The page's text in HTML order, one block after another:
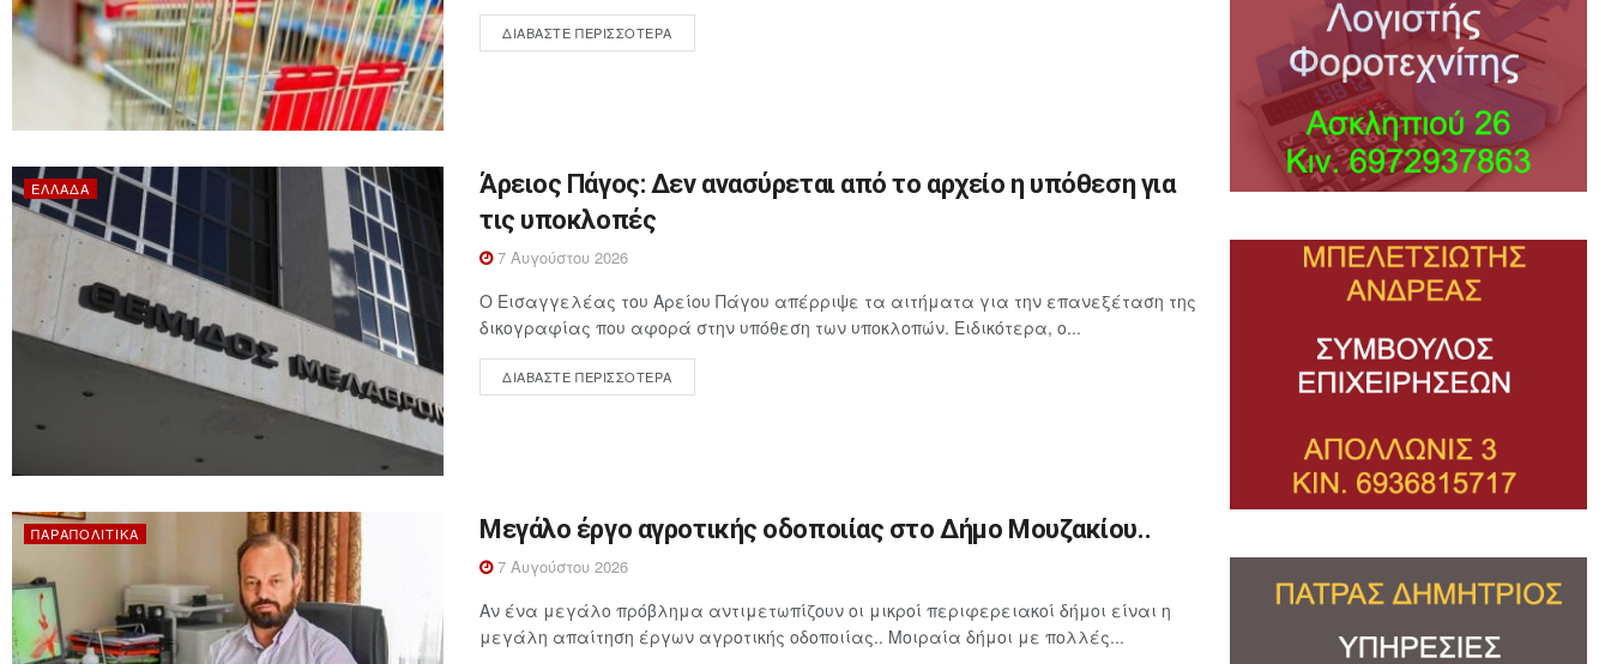
ΔΙΑΒΆΣΤΕ ΠΕΡΙΣΣΌΤΕΡΑ
ΕΛΛΆΔΑ
Άρειος Πάγος: Δεν ανασύρεται από το αρχείο η υπόθεση για
τις υποκλοπές
7 Αυγούστου 2026
Ο Εισαγγελέας του Αρείου Πάγου απέρριψε τα αιτήματα για την επανεξέταση της
δικογραφίας που αφορά στην υπόθεση των υποκλοπών. Ειδικότερα, ο...
ΔΙΑΒΆΣΤΕ ΠΕΡΙΣΣΌΤΕΡΑ
ΠΑΡΑΠΟΛΙΤΙΚΆ Μεγάλο έργο αγροτικής οδοποιίας στο Δήμο Μουζακίου..
7 Αυγούστου 2026
Αν ένα μεγάλο πρόβλημα αντιμετωπίζουν οι μικροί περιφερειακοί δήμοι είναι η
μεγάλη απαίτηση έργων αγροτικής οδοποιίας.. Μοιραία δήμοι με πολλές...